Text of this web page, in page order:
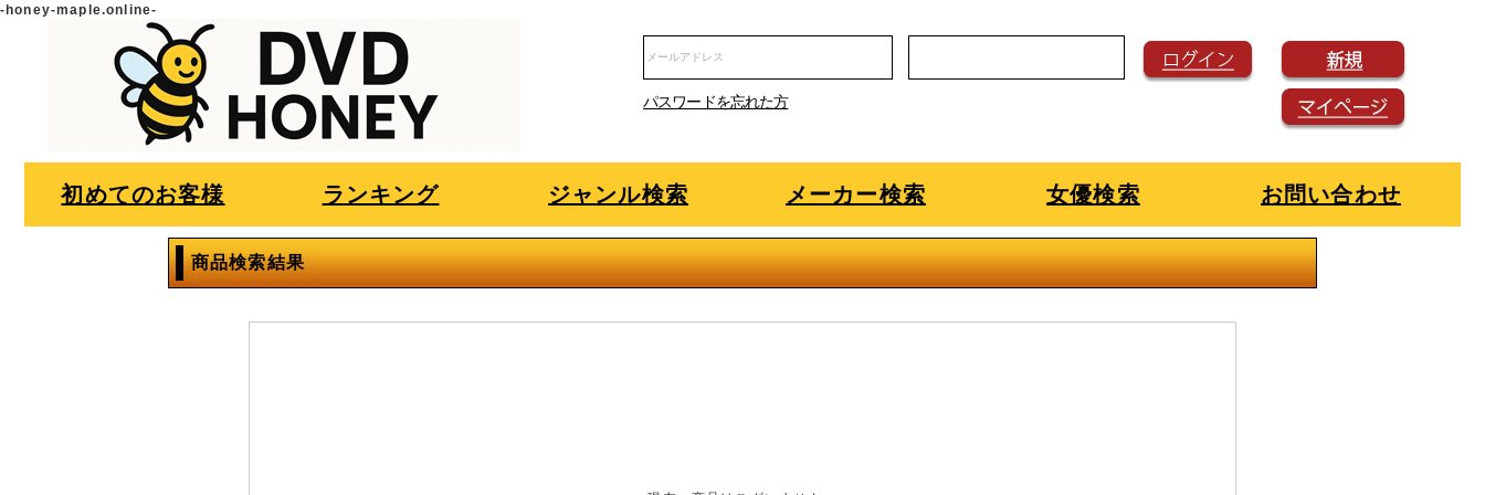
-honey-maple.online-
パスワードを忘れた方
初めてのお客様 ランキング ジャンル検索 メーカー検索 女優検索 お問い合わせ
商品検索結果